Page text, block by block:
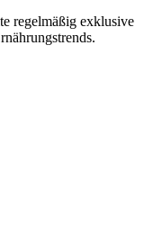
regelmäßig exklusive